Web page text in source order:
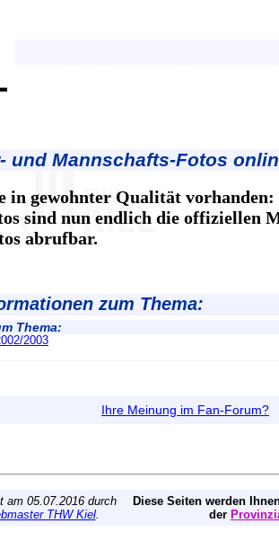
und Mannschafts-Fotos
in gewohnter Qualität vorhanden:
sind nun endlich die offiziellen
abrufbar.
zum Thema:
Thema:
2003
Ihre Meinung im Fan-Forum?
am 05.07.2016 durch
THW Kiel.
Diese Seiten werden
der